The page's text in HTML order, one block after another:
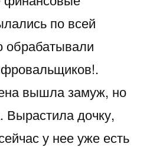
по всей
обрабатывали
вышла замуж, но
Вырастила дочку,
у нее уже есть